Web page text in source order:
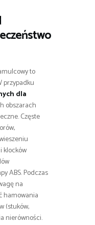
to
przypadku
dla
obszarach
Częste
klocków
ABS. Podczas
na
hamowania
(stuków,
nierówności.